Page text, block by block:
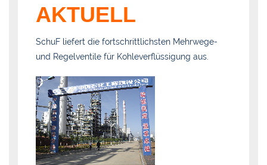
AKTUELL
SchuF liefert die fortschrittlichsten Mehrwege-
und Regelventile für Kohleverflüssigung aus.